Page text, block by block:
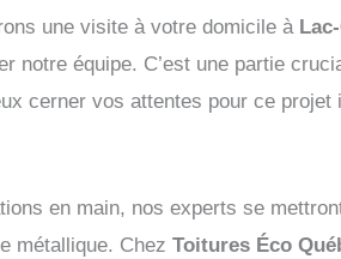
une visite à votre domicile à
notre équipe. C’est une partie
cerner vos attentes pour ce projet
en main, nos experts se
métallique. ChezToitures Éco